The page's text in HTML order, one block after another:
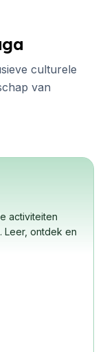
culturele
van
activiteiten
Leer, ontdek en